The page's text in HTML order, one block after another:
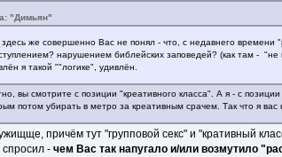
"Димьян"
же совершенно Вас не понял - что, с недавнего времени
нарушением библейских заповедей? (как там -
я такой ""логике", удивлён.
вы смотрите с позиции "креативного класса". А я - с
потом убирать в метро за креативным срачем. Так что я
причём тут "групповой секс" и "кративный
спросил -чем Вас так напугало и/или возмутило